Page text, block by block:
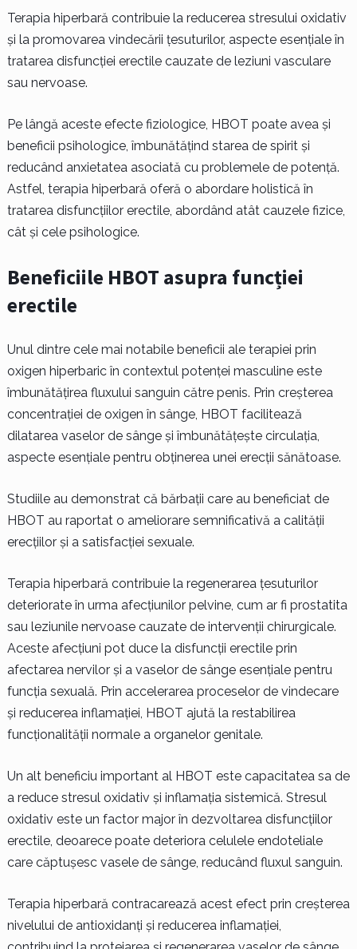
Terapia hiperbară contribuie la reducerea stresului oxidativ
și la promovarea vindecării țesuturilor, aspecte esențiale în
tratarea disfuncției erectile cauzate de leziuni vasculare
sau nervoase.
Pe lângă aceste efecte fiziologice, HBOT poate avea și
beneficii psihologice, îmbunătățind starea de spirit și
reducând anxietatea asociată cu problemele de potență.
Astfel, terapia hiperbară oferă o abordare holistică în
tratarea disfuncțiilor erectile, abordând atât cauzele fizice,
cât și cele psihologice.
Beneficiile HBOT asupra funcției
erectile
Unul dintre cele mai notabile beneficii ale terapiei prin
oxigen hiperbaric în contextul potenței masculine este
îmbunătățirea fluxului sanguin către penis. Prin creșterea
concentrației de oxigen în sânge, HBOT facilitează
dilatarea vaselor de sânge și îmbunătățește circulația,
aspecte esențiale pentru obținerea unei erecții sănătoase.
Studiile au demonstrat că bărbații care au beneficiat de
HBOT au raportat o ameliorare semnificativă a calității
erecțiilor și a satisfacției sexuale.
Terapia hiperbară contribuie la regenerarea țesuturilor
deteriorate în urma afecțiunilor pelvine, cum ar fi prostatita
sau leziunile nervoase cauzate de intervenții chirurgicale.
Aceste afecțiuni pot duce la disfuncții erectile prin
afectarea nervilor și a vaselor de sânge esențiale pentru
funcția sexuală. Prin accelerarea proceselor de vindecare
și reducerea inflamației, HBOT ajută la restabilirea
funcționalității normale a organelor genitale.
Un alt beneficiu important al HBOT este capacitatea sa de
a reduce stresul oxidativ și inflamația sistemică. Stresul
oxidativ este un factor major în dezvoltarea disfuncțiilor
erectile, deoarece poate deteriora celulele endoteliale
care căptușesc vasele de sânge, reducând fluxul sanguin.
Terapia hiperbară contracarează acest efect prin creșterea
nivelului de antioxidanți și reducerea inflamației,